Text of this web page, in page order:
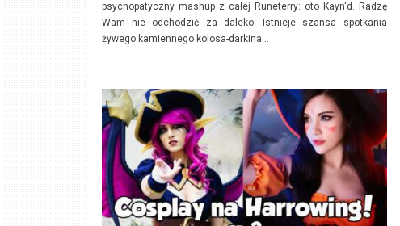
psychopatyczny mashup z całej Runeterry: oto Kayn'd. Radzę
Wam nie odchodzić za daleko. Istnieje szansa spotkania
żywego kamiennego kolosa-darkina...